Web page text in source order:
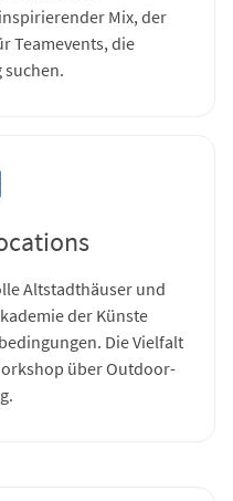
Mix, der
Teamevents, die
Altstadthäuser und
der Künste
Die Vielfalt
über Outdoor-